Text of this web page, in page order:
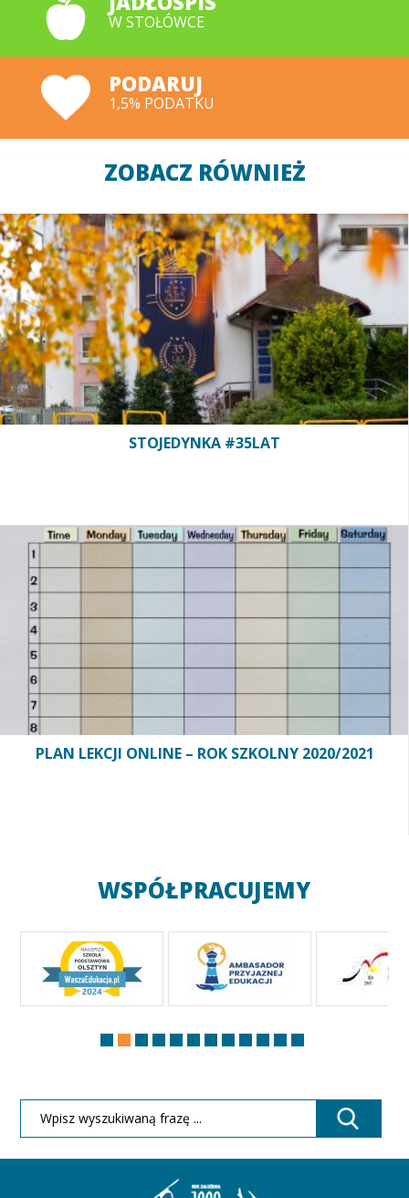
W STOŁÓWCE
PODARUJ
1,5% PODATKU
ZOBACZ RÓWNIEŻ
STOJEDYNKA #35LAT
PLAN LEKCJI ONLINE – ROK SZKOLNY 2020/2021
WSPÓŁPRACUJEMY